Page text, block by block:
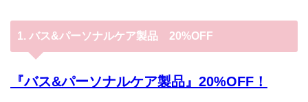
1. バス&パーソナルケア製品 20%OFF
『バス&パーソナルケア製品』20%OFF！